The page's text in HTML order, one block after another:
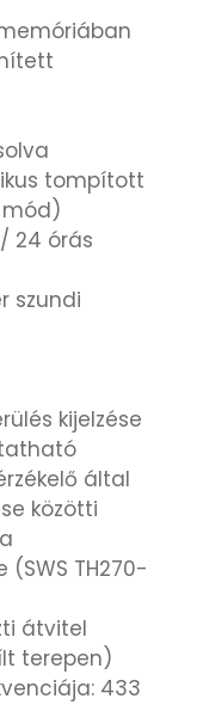
tompított
24 órás
szundi
kijelzése
által
közötti
(SWS TH270-
átvitel
terepen)
433